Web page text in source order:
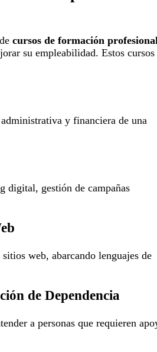
cursos de formación
su empleabilidad. Estos cursos
y financiera de una
digital, gestión de campañas
web, abarcando lenguajes de
de Dependencia
a personas que requieren